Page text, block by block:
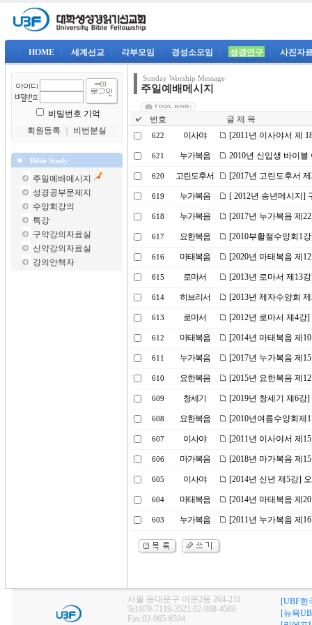
HOME 세계선교 각부모임 경성소모임 성경연구 사진자
비밀번호 기억
회원등록
비번분실
Bible Study
주일예배메시지
성경공부문제지
수양회강의
특강
구약강의자료실
신약강의자료실
강의안책자
Sunday Worship Message
주일예배메시지
번호 글 제 목
622 이사야 [2011년 이사야서 제
621 누가복음 2010년 신입생 바이블
620 고린도후서 [2017년 고린도후서
619 누가복음 [ 2012년 송년메시지]
618 누가복음 [2017년 누가복음 제
617 요한복음 [2010부활절수양회1
616 마태복음 [2020년 마태복음 제
615 로마서 [2013년 로마서 제13
614 히브리서 [2013년 제자수양회
613 로마서 [2012년 로마서 제4강
612 마태복음 [2014년 마태복음 제
611 누가복음 [2017년 누가복음 제
610 요한복음 [2015년 요한복음 제
609 창세기 [2019년 창세기 제6강
608 요한복음 [2010년여름수양회제
607 이사야 [2011년 이사야서 제
606 마가복음 [2018년 마가복음 제
605 이사야 [2014년 신년 제5강]
604 마태복음 [2014년 마태복음 제
603 누가복음 [2011년 누가복음 제
서울 동대문구 이문2동 264-231
Tel:070-7119-3521,02-968-4586
Fax:02-965-8594
[UBF한
[뉴욕